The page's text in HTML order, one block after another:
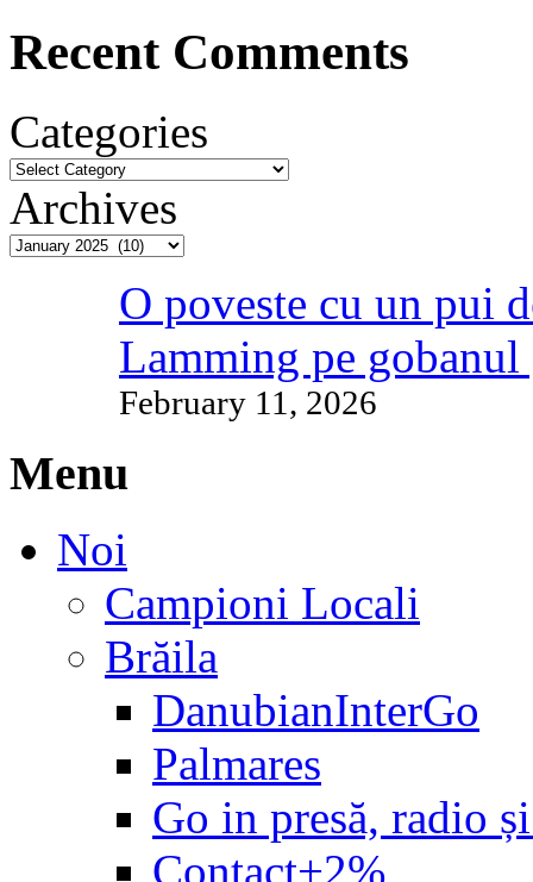
Recent Comments
Categories
Archives
O poveste cu un pui
Lamming pe gobanul
February 11, 2026
Menu
Noi
Campioni Locali
Brăila
DanubianInterGo
Palmares
Go in presă, radio
Contact+2%